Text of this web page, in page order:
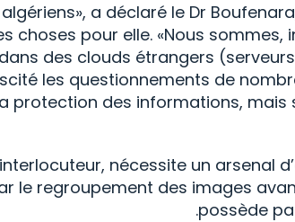
a déclaré le Dr
pour elle. «Nous sommes,
des clouds étrangers
les questionnements de
protection des informations, mais
nécessite un arsenal
regroupement des images
possède